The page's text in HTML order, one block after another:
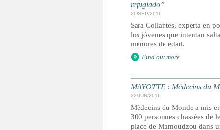
refugiado”
20/SEP/2016
Sara Collantes, experta en
los jóvenes que intentan
menores de edad.
Find out more
MAYOTTE : Médecins du
22/JUN/2016
Médecins du Monde a mis
300 personnes chassées de
place de Mamoudzou dans